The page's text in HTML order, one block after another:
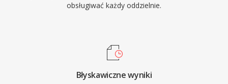
obsługiwać każdy oddzielnie.
Błyskawiczne wyniki